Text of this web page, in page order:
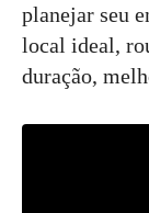
planejar seu
local ideal,
duração,